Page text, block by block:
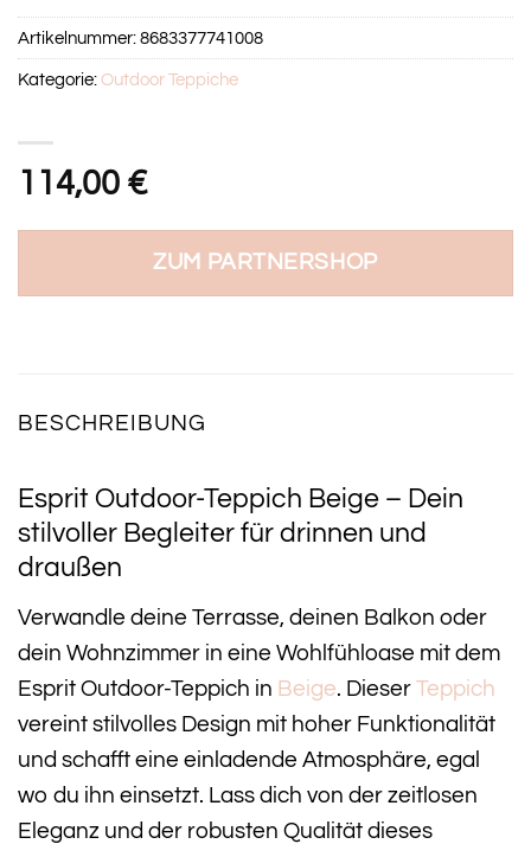
114,00 €
ZUM PARTNERSHOP
Artikelnummer:8683377741008
Kategorie:Outdoor Teppiche
BESCHREIBUNG
Esprit Outdoor-Teppich Beige – Dein
stilvoller Begleiter für drinnen und
draußen
Verwandle deine Terrasse, deinen Balkon oder
dein Wohnzimmer in eine Wohlfühloase mit dem
Esprit Outdoor-Teppich in Beige. Dieser Teppich
vereint stilvolles Design mit hoher Funktionalität
und schafft eine einladende Atmosphäre, egal
wo du ihn einsetzt. Lass dich von der zeitlosen
Eleganz und der robusten Qualität dieses